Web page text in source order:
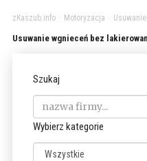
zKaszub.info> Motoryzacja
Usuwanie wgnieceń bez
Szukaj
Wybierz kategorie